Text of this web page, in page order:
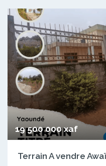
19 500 000 xaf
Terrain A vendre